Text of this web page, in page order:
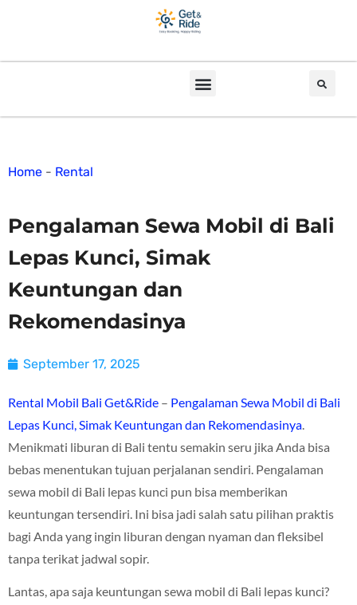
Home - Rental
Pengalaman Sewa Mobil di Bali
Lepas Kunci, Simak
Keuntungan dan
Rekomendasinya
September 17, 2025
Rental Mobil Bali Get&Ride – Pengalaman Sewa Mobil di Bali
Lepas Kunci, Simak Keuntungan dan Rekomendasinya.
Menikmati liburan di Bali tentu semakin seru jika Anda bisa
bebas menentukan tujuan perjalanan sendiri. Pengalaman
sewa mobil di Bali lepas kunci pun bisa memberikan
keuntungan tersendiri. Ini bisa jadi salah satu pilihan praktis
bagi Anda yang ingin liburan dengan nyaman dan fleksibel
tanpa terikat jadwal sopir.
Lantas, apa saja keuntungan sewa mobil di Bali lepas kunci?